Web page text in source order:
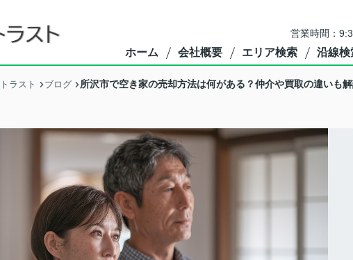
営業時間：
ホーム 会社概要 エリア検索 沿線検
ラスト ブログ 所沢市で空き家の売却方法は何がある？仲介や買取の違いも